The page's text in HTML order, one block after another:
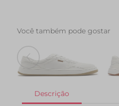
Você também pode gostar
Tenis AC28 Branco
R$ 279,90
R$ 164,90